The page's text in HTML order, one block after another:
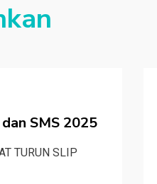
SMS 2025
TURUN SLIP